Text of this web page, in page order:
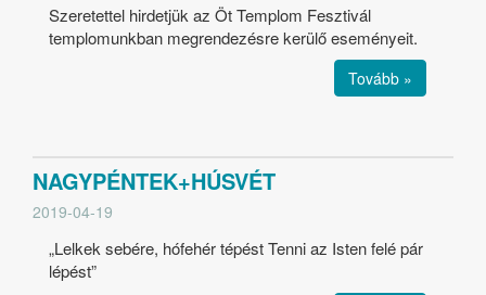
Szeretettel hirdetjük az Öt Templom Fesztivál
templomunkban megrendezésre kerülő eseményeit.
Tovább »
NAGYPÉNTEK+HÚSVÉT
2019-04-19
„Lelkek sebére, hófehér tépést Tenni az Isten felé pár
lépést”